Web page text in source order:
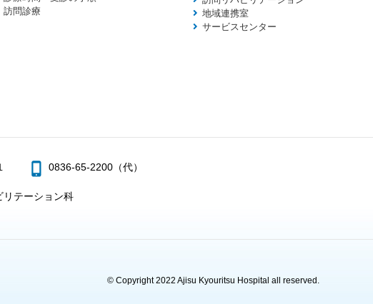
訪問診療
地域連携室
サービスセンター
0836-65-2200（代）
リテーション科
© Copyright 2022 Ajisu Kyouritsu Hospital all reserved.